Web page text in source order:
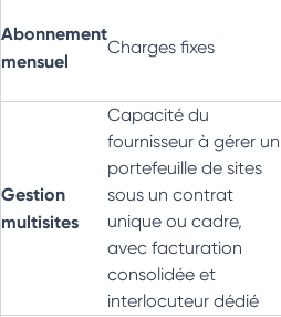
Abonnement
mensuel
Charges fixes
Gestion
multisites
Capacité du
fournisseur à gérer un
portefeuille de sites
sous un contrat
unique ou cadre,
avec facturation
consolidée et
interlocuteur dédié